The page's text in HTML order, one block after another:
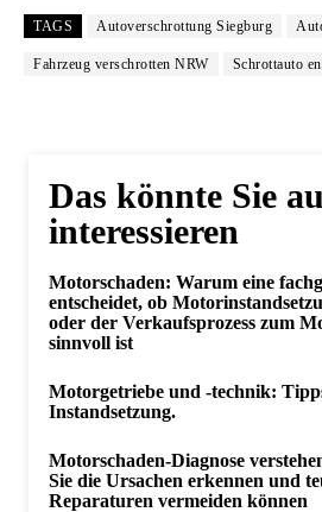
TAGS Autoverschrottung Siegburg
Fahrzeug verschrotten NRW Schrottauto
Das könnte Sie
interessieren
Motorschaden: Warum eine
entscheidet, ob
oder der Verkaufsprozess zum
sinnvoll ist
Motorgetriebe und -technik:
Instandsetzung.
Motorschaden-Diagnose
Sie die Ursachen erkennen und
Reparaturen vermeiden können